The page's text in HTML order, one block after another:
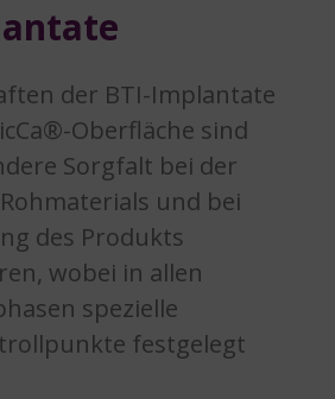
der BTI-Implantate
Oberfläche sind
Sorgfalt bei der
und bei
des Produkts
wobei in allen
spezielle
festgelegt